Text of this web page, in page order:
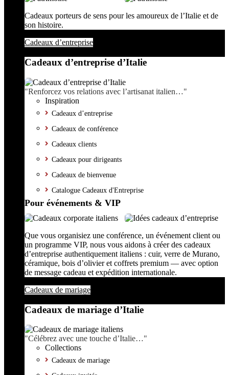
Cadeaux porteurs de sens pour les amoureux de l’Italie et de
son histoire.
Cadeaux d’entreprise
Cadeaux d’entreprise d’Italie
"Renforcez vos relations avec l’artisanat italien…"
Inspiration
Cadeaux d’entreprise
Cadeaux de conférence
Cadeaux clients
Cadeaux pour dirigeants
Cadeaux de bienvenue
Catalogue Cadeaux d'Entreprise
Pour événements & VIP
Que vous organisiez une conférence, un événement client ou
un programme VIP, nous vous aidons à créer des cadeaux
d’entreprise authentiquement italiens : cuir, verre de Murano,
céramique, bois d’olivier et coffrets premium — avec option
de message cadeau et expédition internationale.
Cadeaux de mariage
Cadeaux de mariage d’Italie
"Célébrez avec une touche d’Italie…"
Collections
Cadeaux de mariage